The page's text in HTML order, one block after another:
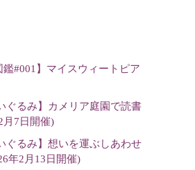
鑑#001】マイスウィートピア
ぐるみ】カメリア庭園で読書
月7日開催)
ぐるみ】想いを運ぶしあわせ
年2月13日開催)